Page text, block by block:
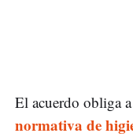
El acuerdo obliga
normativa de